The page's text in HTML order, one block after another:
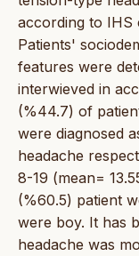
according to IHS
Patients'
features were
interwieved in
(%44.7) of
were diagnosed
headache
8-19 (mean=
(%60.5) patient
were boy. It has
headache was